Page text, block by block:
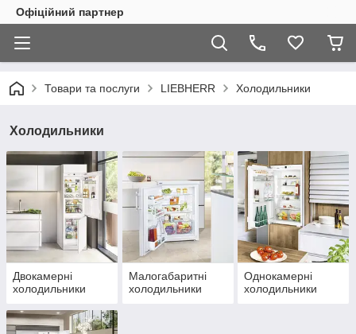
Офіційний партнер
Товари та послуги LIEBHERR Холодильники
Холодильники
Двокамерні
холодильники
Малогабаритні
холодильники
Однокамерні
холодильники